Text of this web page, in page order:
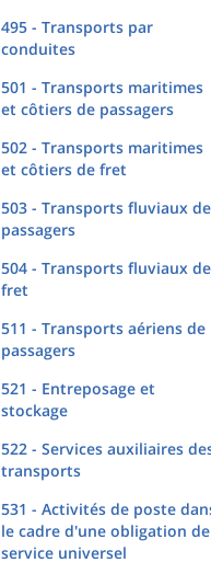
495 - Transports par
conduites
501 - Transports maritimes
et côtiers de passagers
502 - Transports maritimes
et côtiers de fret
503 - Transports fluviaux de
passagers
504 - Transports fluviaux de
fret
511 - Transports aériens de
passagers
521 - Entreposage et
stockage
522 - Services auxiliaires
transports
531 - Activités de poste
le cadre d'une obligation de
service universel